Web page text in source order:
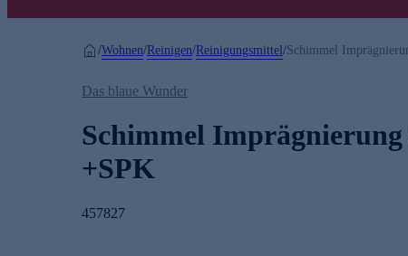
/Wohnen/Reinigen/Reinigungsmittel/Schimmel
Das blaue Wunder
Schimmel
+SPK
457827